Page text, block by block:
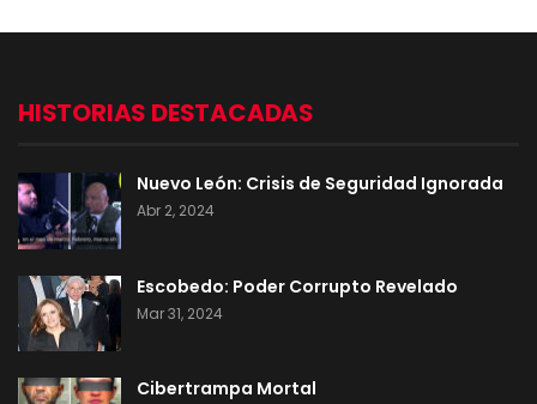
HISTORIAS DESTACADAS
Nuevo León: Crisis de Seguridad Ignorada
Abr 2, 2024
Escobedo: Poder Corrupto Revelado
Mar 31, 2024
Cibertrampa Mortal